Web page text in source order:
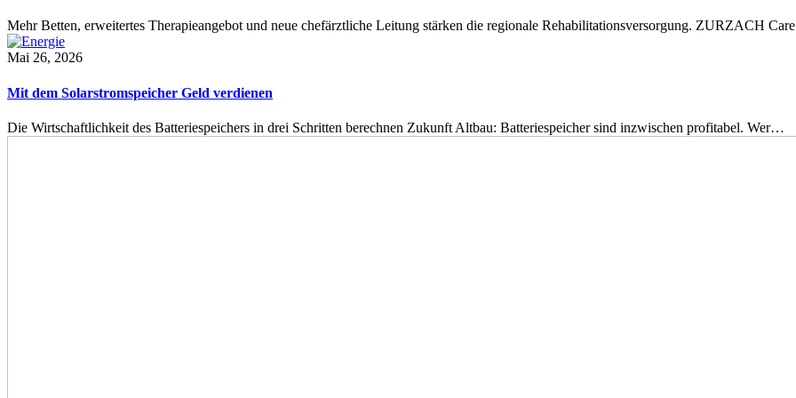
Mehr Betten, erweitertes Therapieangebot und neue chefärztliche Leitung stärken die regionale Rehabilitationsversorgung. ZURZACH
Mai 26, 2026
Mit dem Solarstromspeicher Geld verdienen
Die Wirtschaftlichkeit des Batteriespeichers in drei Schritten berechnen Zukunft Altbau: Batteriespeicher sind inzwischen profitabel. Wer…